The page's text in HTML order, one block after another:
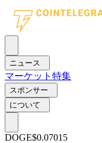
ニュース
マーケット 特集
スポンサー
について
DOGE$0.07015